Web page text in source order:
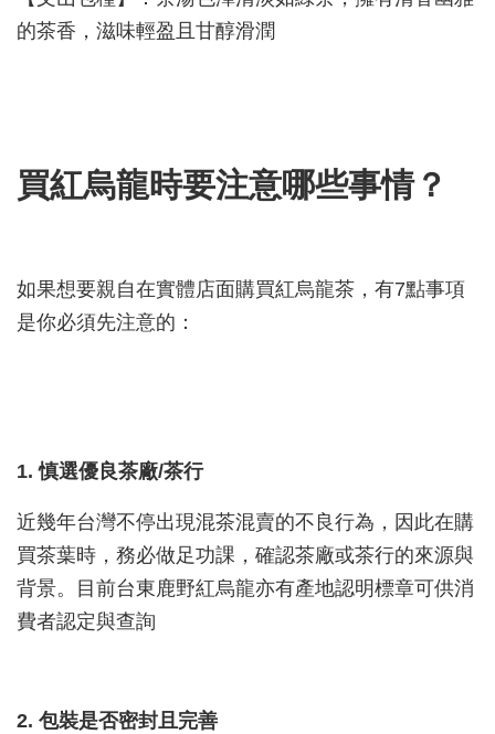
的茶香，滋味輕盈且甘醇滑潤
買紅烏龍時要注意哪些事情？
如果想要親自在實體店面購買紅烏龍茶，有7點事項
是你必須先注意的：
1. 慎選優良茶廠/茶行
近幾年台灣不停出現混茶混賣的不良行為，因此在購
買茶葉時，務必做足功課，確認茶廠或茶行的來源與
背景。目前台東鹿野紅烏龍亦有產地認明標章可供消
費者認定與查詢
2. 包裝是否密封且完善